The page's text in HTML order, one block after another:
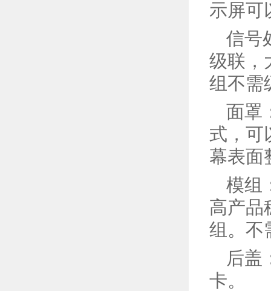
示屏可
信号
级联，
组不需
面罩
式，可
幕表面
模组
高产品
组。
后盖
卡。